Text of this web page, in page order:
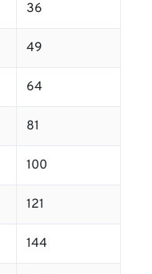
36
49
64
81
100
121
144